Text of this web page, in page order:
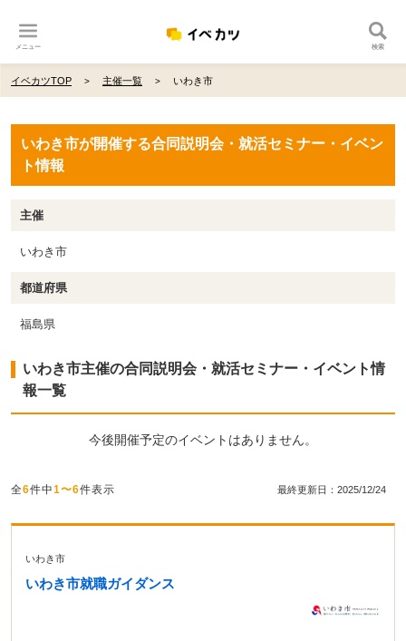
メニュー 検索
イベカツTOP 主催一覧 いわき市
いわき市が開催する合同説明会・就活セミナー・イベン
ト情報
主催
いわき市
都道府県
福島県
いわき市主催の合同説明会・就活セミナー・イベント情
報一覧
今後開催予定のイベントはありません。
全6件中1〜6件表示 最終更新日：2025/12/24
いわき市
いわき市就職ガイダンス